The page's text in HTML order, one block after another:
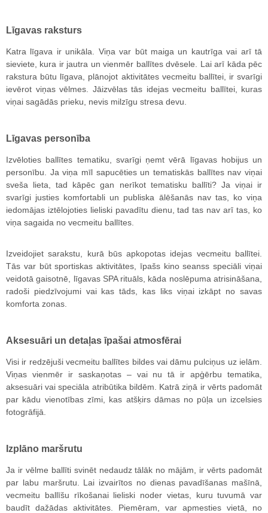
Līgavas raksturs
Katra līgava ir unikāla. Viņa var būt maiga un kautrīga vai arī tā
sieviete, kura ir jautra un vienmēr ballītes dvēsele. Lai arī kāda pēc
rakstura būtu līgava, plānojot aktivitātes vecmeitu ballītei, ir svarīgi
ievērot viņas vēlmes. Jāizvēlas tās idejas vecmeitu ballītei, kuras
viņai sagādās prieku, nevis milzīgu stresa devu.
Līgavas personība
Izvēloties ballītes tematiku, svarīgi ņemt vērā līgavas hobijus un
personību. Ja viņa mīl sapucēties un tematiskās ballītes nav viņai
sveša lieta, tad kāpēc gan nerīkot tematisku ballīti? Ja viņai ir
svarīgi justies komfortabli un publiska ālēšanās nav tas, ko viņa
iedomājas iztēlojoties lieliski pavadītu dienu, tad tas nav arī tas, ko
viņa sagaida no vecmeitu ballītes.
Izveidojiet sarakstu, kurā būs apkopotas idejas vecmeitu ballītei.
Tās var būt sportiskas aktivitātes, īpašs kino seanss speciāli viņai
veidotā gaisotnē, līgavas SPA rituāls, kāda noslēpuma atrisināšana,
radoši piedzīvojumi vai kas tāds, kas liks viņai izkāpt no savas
komforta zonas.
Aksesuāri un detaļas īpašai atmosfērai
Visi ir redzējuši vecmeitu ballītes bildes vai dāmu pulciņus uz ielām.
Viņas vienmēr ir saskaņotas – vai nu tā ir apģērbu tematika,
aksesuāri vai speciāla atribūtika bildēm. Katrā ziņā ir vērts padomāt
par kādu vienotības zīmi, kas atšķirs dāmas no pūļa un izcelsies
fotogrāfijā.
Izplāno maršrutu
Ja ir vēlme ballīti svinēt nedaudz tālāk no mājām, ir vērts padomāt
par labu maršrutu. Lai izvairītos no dienas pavadīšanas mašīnā,
vecmeitu ballīšu rīkošanai lieliski noder vietas, kuru tuvumā var
baudīt dažādas aktivitātes. Piemēram, var apmesties vietā, no